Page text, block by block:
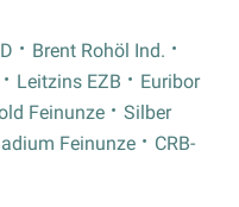
Brent Rohöl Ind.
Leitzins EZB
Euribor
Feinunze
Silber
Feinunze
CRB-